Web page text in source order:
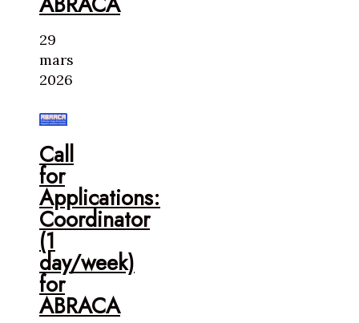
29
mars
2026
Call
for
Applications:
Coordinator
(1
day/week)
for
ABRACA